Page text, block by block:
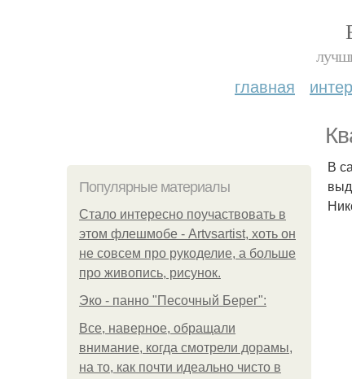
главная
Популярные материалы
Стало интересно поучаствовать в
этом флешмобе - Artvsartist, хоть он
не совсем про рукоделие, а больше
про живопись, рисунок.
Эко - панно "Песочный Берег":
Все, наверное, обращали
внимание, когда смотрели дорамы,
на то, как почти идеально чисто в
В